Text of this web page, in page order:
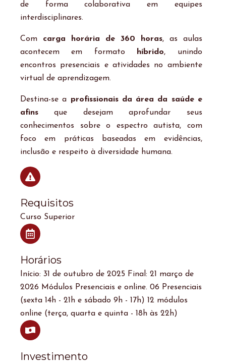
de forma colaborativa em equipes
interdisciplinares.
Com carga horária de 360 horas, as aulas
acontecem em formato
híbrido, unindo
encontros presenciais e atividades no ambiente
virtual de aprendizagem.
Destina-se a profissionais da área da saúde e
afins que desejam aprofundar seus
conhecimentos sobre o espectro autista, com
foco em práticas baseadas em evidências,
inclusão e respeito à diversidade humana.
Requisitos
Curso Superior
Horários
Início: 31 de outubro de 2025 Final: 21 março de
2026 Módulos Presenciais e online. 06 Presenciais
(sexta 14h - 21h e sábado 9h - 17h) 12 módulos
online (terça, quarta e quinta - 18h às 22h)
Investimento